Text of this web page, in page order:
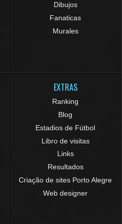
Dibujos
Fanaticas
Murales
EXTRAS
Ranking
Blog
Estadios de Fútbol
Libro de visitas
Links
Resultados
Criação de sites Porto Alegre
Web designer